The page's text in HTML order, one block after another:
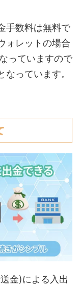
手数料は無料で
ォレットの場合
っていますので
っています。
金)による入出